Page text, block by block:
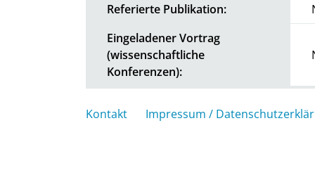
Referierte Publikation:
Eingeladener Vortrag
(wissenschaftliche
Konferenzen):
Kontakt Impressum /